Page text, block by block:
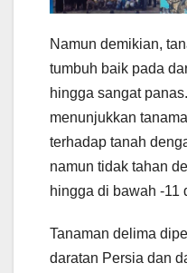
Namun demikian,
tumbuh baik pada
hingga sangat
menunjukkan
terhadap tanah
namun tidak tahan
hingga di bawah -11
Tanaman delima
daratan Persia dan